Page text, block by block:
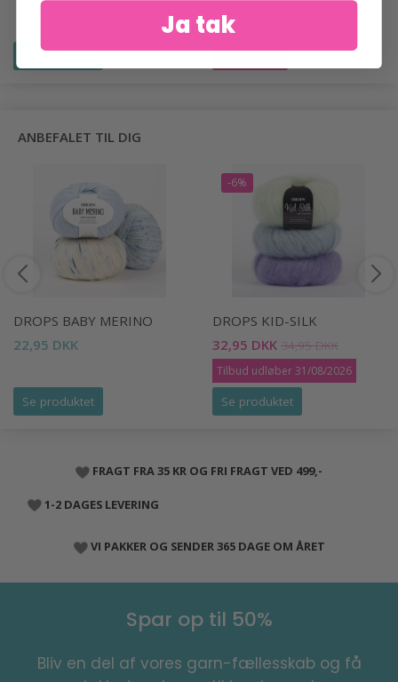
Se produktet
115,00 DKK
Læg i kurv
ANBEFALET TIL DIG
DROPS BABY MERINO
22,95 DKK
Se produktet
-6%
DROPS KID-SILK
32,95 DKK 34,95 DKK
Tilbud udløber 31/08/2026
Se produktet
FRAGT FRA 35 KR OG FRI FRAGT VED 499,-
1-2 DAGES LEVERING
VI PAKKER OG SENDER 365 DAGE OM ÅRET
Spar op til 50%
Bliv en del af vores garn-fællesskab og få
Ja tak